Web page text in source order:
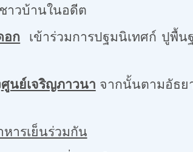
ในอดีต
อก เข้าร่วมการปฐมนิเทศก์ ปูพื้น
ศูนย์เจริญภาวนา จากนั้นตามอัธย
ารเย็นร่วมกัน